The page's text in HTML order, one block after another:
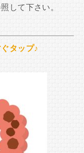
して下さい。
タップ♪